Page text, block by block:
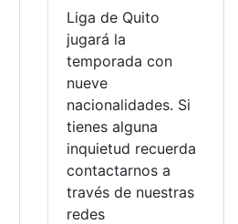
Liga de Quito
jugará la
temporada con
nueve
nacionalidades. Si
tienes alguna
inquietud recuerda
contactarnos a
través de nuestras
redes